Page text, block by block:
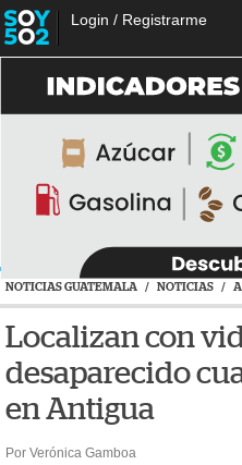
Login / Registrarme
NOTICIAS GUATEMALA / NOTICIAS /
Localizan con
desaparecido
en Antigua
Por Verónica Gamboa